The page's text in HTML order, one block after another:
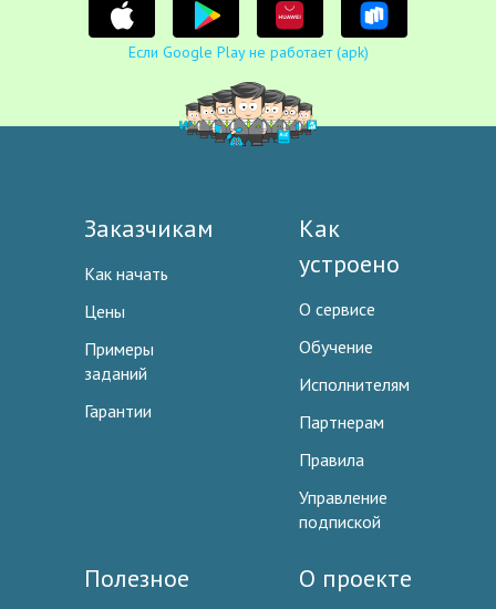
Если Google Play не работает (apk)
Заказчикам
Как начать
Цены
Примеры
заданий
Гарантии
Как
устроено
О сервисе
Обучение
Исполнителям
Партнерам
Правила
Управление
подпиской
Полезное О проекте